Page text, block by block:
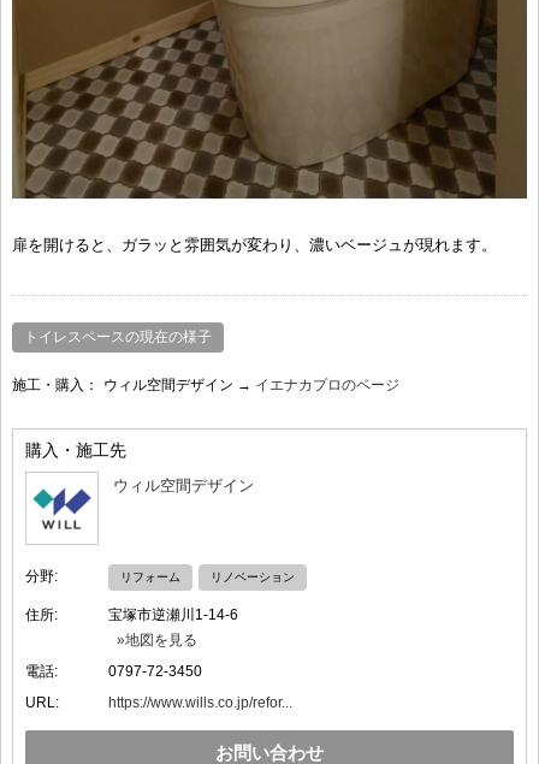
扉を開けると、ガラッと雰囲気が変わり、濃いベージュが現れます。
トイレスペースの現在の様子
施工・購入： ウィル空間デザイン → イエナカプロのページ
購入・施工先
ウィル空間デザイン
分野: リフォーム リノベーション
住所:
宝塚市逆瀬川1-14-6
»地図を見る
電話:
0797-72-3450
URL:
https://www.wills.co.jp/refor...
お問い合わせ